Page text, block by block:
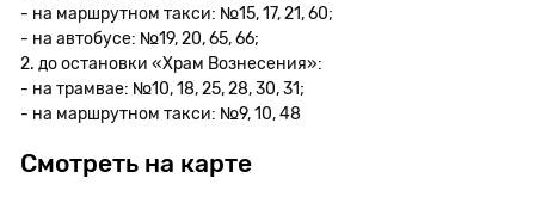
- на маршрутном такси: №15, 17, 21, 60;
- на автобусе: №19, 20, 65, 66;
2. до остановки «Храм Вознесения»:
- на трамвае: №10, 18, 25, 28, 30, 31;
- на маршрутном такси: №9, 10, 48
Смотреть на карте